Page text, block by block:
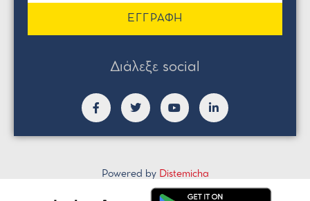
ΕΓΓΡΑΦΗ
Διάλεξε social
Powered by Distemicha